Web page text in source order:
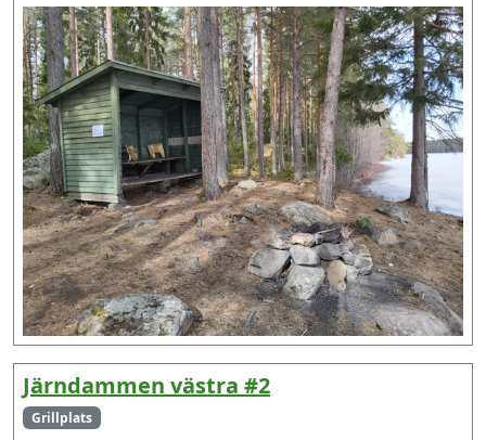
Järndammen västra #2
Grillplats